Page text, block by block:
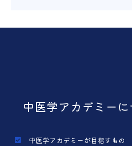
中医学アカデミーに
中医学アカデミーが目指すもの